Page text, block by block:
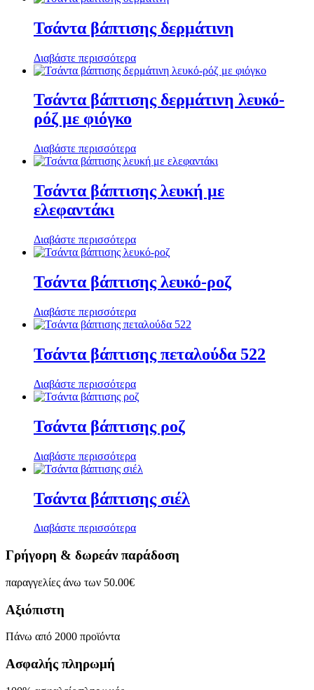
Τσάντα βάπτισης δερμάτινη
Διαβάστε περισσότερα
Τσάντα βάπτισης δερμάτινη λευκό-
ρόζ με φιόγκο
Διαβάστε περισσότερα
Τσάντα βάπτισης λευκή με
ελεφαντάκι
Διαβάστε περισσότερα
Τσάντα βάπτισης λευκό-ροζ
Διαβάστε περισσότερα
Τσάντα βάπτισης πεταλούδα 522
Διαβάστε περισσότερα
Τσάντα βάπτισης ροζ
Διαβάστε περισσότερα
Τσάντα βάπτισης σιέλ
Διαβάστε περισσότερα
Γρήγορη & δωρεάν παράδοση
παραγγελίες άνω των 50.00€
Αξιόπιστη
Πάνω από 2000 προϊόντα
Ασφαλής πληρωμή